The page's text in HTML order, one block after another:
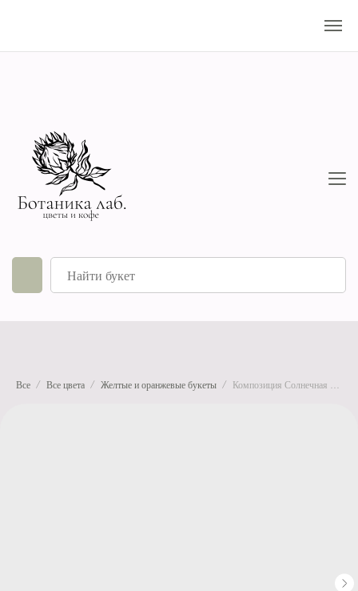
Все Все цвета Желтые и оранжевые букеты